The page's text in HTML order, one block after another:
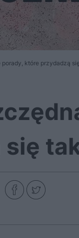
porady, które przydadzą